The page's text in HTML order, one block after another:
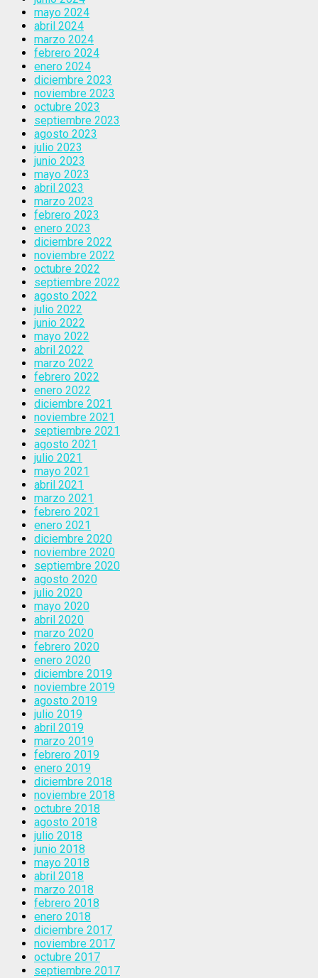
mayo 2024
abril 2024
marzo 2024
febrero 2024
enero 2024
diciembre 2023
noviembre 2023
octubre 2023
septiembre 2023
agosto 2023
julio 2023
junio 2023
mayo 2023
abril 2023
marzo 2023
febrero 2023
enero 2023
diciembre 2022
noviembre 2022
octubre 2022
septiembre 2022
agosto 2022
julio 2022
junio 2022
mayo 2022
abril 2022
marzo 2022
febrero 2022
enero 2022
diciembre 2021
noviembre 2021
septiembre 2021
agosto 2021
julio 2021
mayo 2021
abril 2021
marzo 2021
febrero 2021
enero 2021
diciembre 2020
noviembre 2020
septiembre 2020
agosto 2020
julio 2020
mayo 2020
abril 2020
marzo 2020
febrero 2020
enero 2020
diciembre 2019
noviembre 2019
agosto 2019
julio 2019
abril 2019
marzo 2019
febrero 2019
enero 2019
diciembre 2018
noviembre 2018
octubre 2018
agosto 2018
julio 2018
junio 2018
mayo 2018
abril 2018
marzo 2018
febrero 2018
enero 2018
diciembre 2017
noviembre 2017
octubre 2017
septiembre 2017